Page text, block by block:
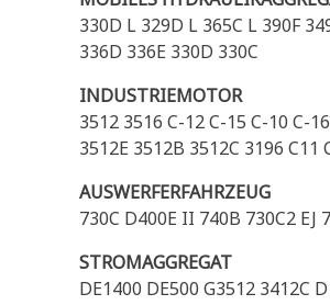
330D L 329D L 365C L 390F
336D 336E 330D 330C
INDUSTRIEMOTOR
3512 3516 C-12 C-15 C-10 C-
3512E 3512B 3512C 3196 C11
AUSWERFERFAHRZEUG
730C D400E II 740B 730C2 EJ
STROMAGGREGAT
DE1400 DE500 G3512 3412C